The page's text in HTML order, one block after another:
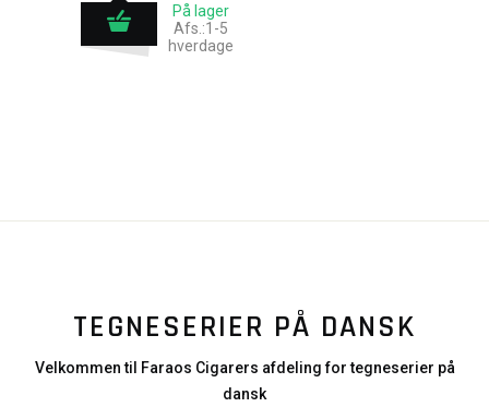
På lager
Afs.:1-5
hverdage
TEGNESERIER PÅ DANSK
Velkommen til Faraos Cigarers afdeling for tegneserier på
dansk